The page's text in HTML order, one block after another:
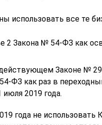
использовать все те
2 Закона № 54-ФЗ как
Законе №
ФЗ как раз в
2019 года.
года не использовать